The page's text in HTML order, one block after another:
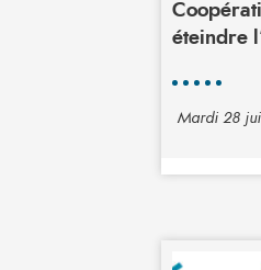
éteindre
Mardi 28